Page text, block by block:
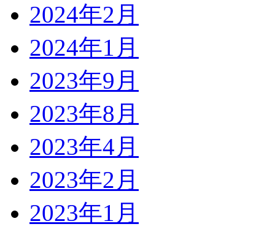
2024年2月
2024年1月
2023年9月
2023年8月
2023年4月
2023年2月
2023年1月